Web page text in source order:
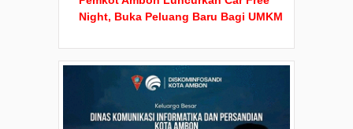
Night, Buka Peluang Baru Bagi UMKM